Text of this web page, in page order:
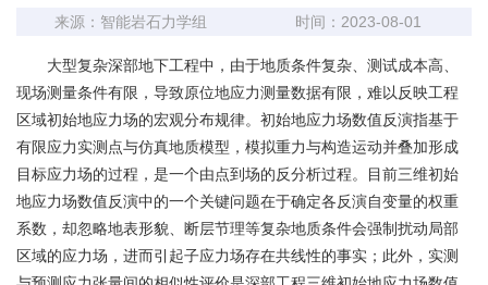
来源：智能岩石力学组 时间：2023-08-01
大型复杂深部地下工程中，由于地质条件复杂、测试成本高、
现场测量条件有限，导致原位地应力测量数据有限，难以反映工程
区域初始地应力场的宏观分布规律。初始地应力场数值反演指基于
有限应力实测点与仿真地质模型，模拟重力与构造运动并叠加形成
目标应力场的过程，是一个由点到场的反分析过程。目前三维初始
地应力场数值反演中的一个关键问题在于确定各反演自变量的权重
系数，却忽略地表形貌、断层节理等复杂地质条件会强制扰动局部
区域的应力场，进而引起子应力场存在共线性的事实；此外，实测